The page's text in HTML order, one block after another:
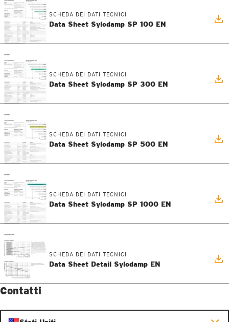
SCHEDA DEI DATI TECNICI
Data Sheet Sylodamp SP 100 EN
SCHEDA DEI DATI TECNICI
Data Sheet Sylodamp SP 300 EN
SCHEDA DEI DATI TECNICI
Data Sheet Sylodamp SP 500 EN
SCHEDA DEI DATI TECNICI
Data Sheet Sylodamp SP 1000 EN
SCHEDA DEI DATI TECNICI
Data Sheet Detail Sylodamp EN
Contatti